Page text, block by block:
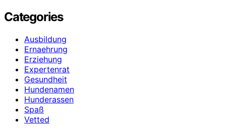
Categories
Ausbildung
Ernaehrung
Erziehung
Expertenrat
Gesundheit
Hundenamen
Hunderassen
Spaß
Vetted